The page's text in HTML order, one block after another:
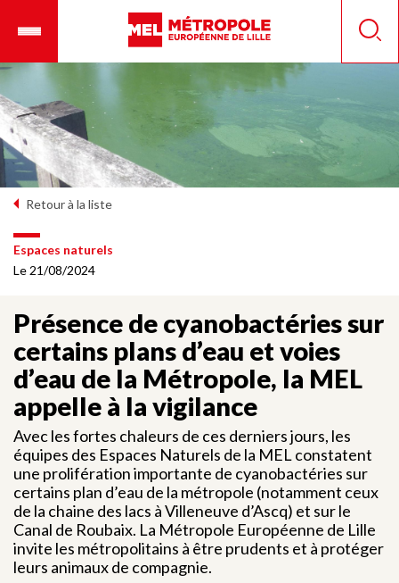
principal
mobile
Retour à la liste
Espaces naturels
Le 21/08/2024
Présence de cyanobactéries sur
certains plans d’eau et voies
d’eau de la Métropole, la MEL
appelle à la vigilance
Avec les fortes chaleurs de ces derniers jours, les
équipes des Espaces Naturels de la MEL constatent
une prolifération importante de cyanobactéries sur
certains plan d’eau de la métropole (notamment ceux
de la chaine des lacs à Villeneuve d’Ascq) et sur le
Canal de Roubaix. La Métropole Européenne de Lille
invite les métropolitains à être prudents et à protéger
leurs animaux de compagnie.
Panneau de gestion des cookies